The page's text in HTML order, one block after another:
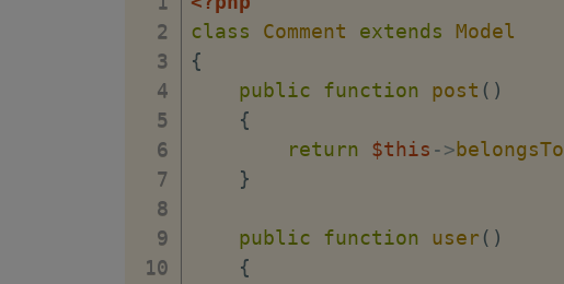
class
Comment extends
Model
{
public
function post ( )
{
return
$this ->belongsTo
}
public function user ( )
{